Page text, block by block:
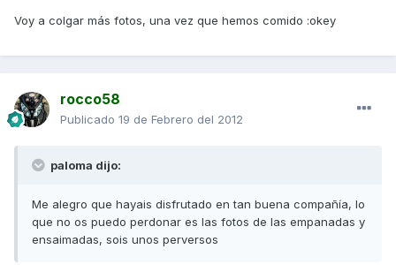
Voy a colgar más fotos, una vez que hemos comido :okey
rocco58
Publicado 19 de Febrero del 2012
paloma dijo:
Me alegro que hayais disfrutado en tan buena compañía, lo
que no os puedo perdonar es las fotos de las empanadas y
ensaimadas, sois unos perversos